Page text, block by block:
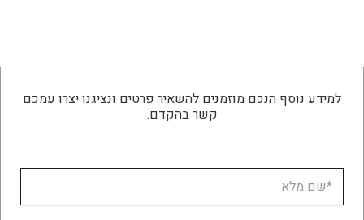
למידע נוסף הנכם מוזמנים להשאיר פרטים ונציגנו יצרו עמכם
קשר בהקדם.